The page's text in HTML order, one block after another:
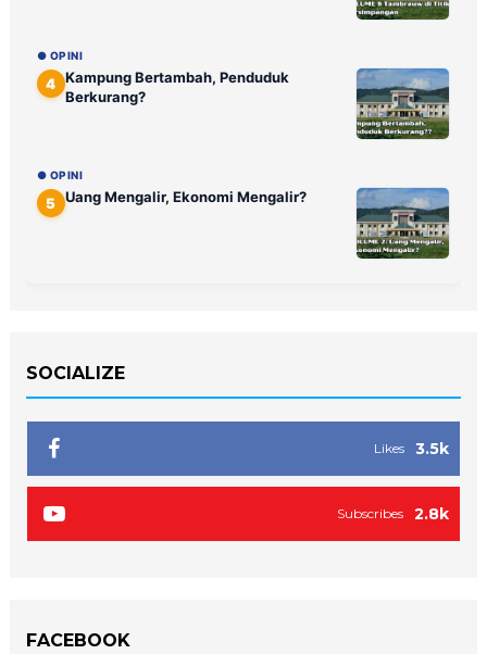
● OPINI
4 Kampung Bertambah, Penduduk
Berkurang?
● OPINI
5 Uang Mengalir, Ekonomi Mengalir?
SOCIALIZE
3.5k
Likes
2.8k
Subscribes
FACEBOOK